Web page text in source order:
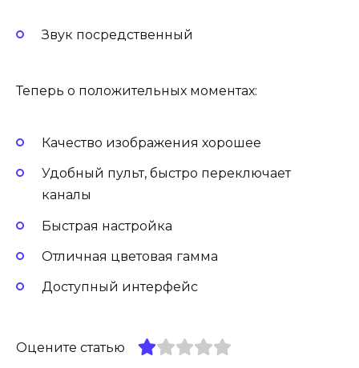
Звук посредственный
Теперь о положительных моментах:
Качество изображения хорошее
Удобный пульт, быстро переключает
каналы
Быстрая настройка
Отличная цветовая гамма
Доступный интерфейс
Оцените статью